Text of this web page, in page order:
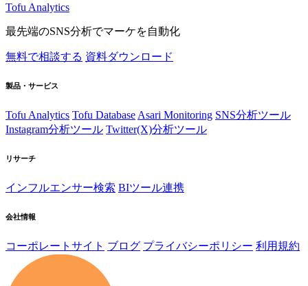
Tofu Analytics
最先端のSNS分析でマーケを自動化
無料で相談する 資料ダウンロード
製品・サービス
Tofu Analytics Tofu Database Asari Monitoring SNS分析ツール
Instagram分析ツール Twitter(X)分析ツール
リサーチ
インフルエンサー検索 BIツール連携
会社情報
コーポレートサイト ブログ プライバシーポリシー 利用規約